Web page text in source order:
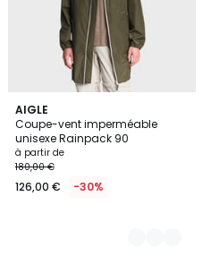
AIGLE
Coupe-vent imperméable
unisexe Rainpack 90
à partir de
180,00 €
126,00 € -30%
4
Couleurs